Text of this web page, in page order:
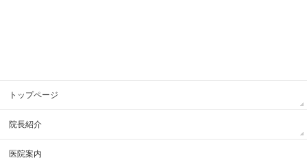
トップページ
院長紹介
医院案内